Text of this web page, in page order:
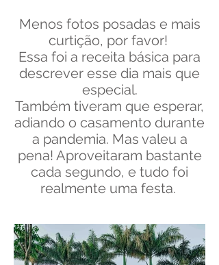
Menos fotos posadas e mais
curtição, por favor!
Essa foi a receita básica para
descrever esse dia mais que
especial.
Também tiveram que esperar,
adiando o casamento durante
a pandemia. Mas valeu a
pena! Aproveitaram bastante
cada segundo, e tudo foi
realmente uma festa.